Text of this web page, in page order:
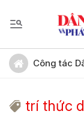
Công tác
trí thức